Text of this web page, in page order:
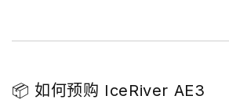
📦 如何预购 IceRiver AE3